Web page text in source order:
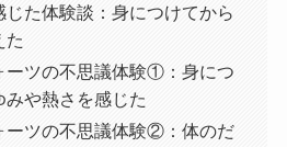
じた体験談：身につけてから
た
ーツの不思議体験①：身につ
みや熱さを感じた
ーツの不思議体験②：体のだ